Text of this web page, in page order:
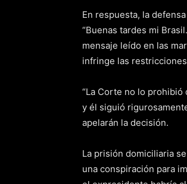
En respuesta, la
“Buenas tardes mi
mensaje leído en las
infringe las
“La Corte no lo
y él siguió
apelarán la decisión.
La prisión domiciliaria
una conspiración para